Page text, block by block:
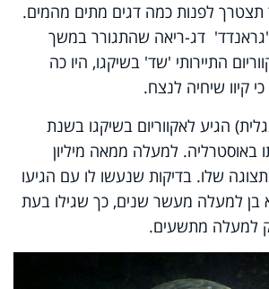
תצטרך לפנות כמה דגים מתים מהמים.
דג-ריאה שהתגורר במשך
התיירותי 'שד' בשיקגו, היו כה
קיוו שיחיה לנצח.
הגיע לאקווריום בשיקגו בשנת
באוסטרליה. למעלה ממאה מיליון
שלו. בדיקות שנעשו לו עם הגיעו
בן למעלה מעשר שנים, כך שגילו בעת
למעלה מתשעים.